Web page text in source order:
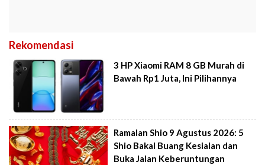
Rekomendasi
3 HP Xiaomi RAM 8 GB Murah di
Bawah Rp1 Juta, Ini Pilihannya
Ramalan Shio 9 Agustus 2026: 5
Shio Bakal Buang Kesialan dan
Buka Jalan Keberuntungan